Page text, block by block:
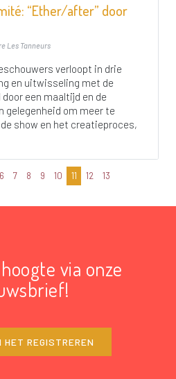
“Ether/after” door
Les Tanneurs
verloopt in drie
en uitwisseling met de
een maaltijd en de
gelegenheid om meer te
show en het creatieproces,
6 7 8 9 10 11 12 13
via onze
REGISTREREN